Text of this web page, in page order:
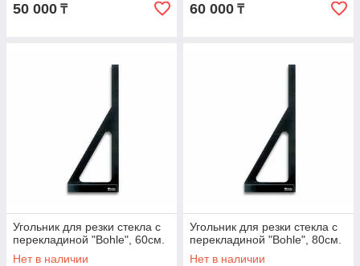
50 000 ₸ 60 000 ₸
Угольник для резки стекла с
перекладиной "Bohle", 60см.
Нет в наличии
Угольник для резки стекла с
перекладиной "Bohle", 80см.
Нет в наличии